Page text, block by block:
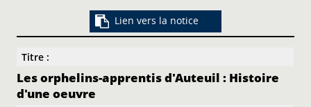
Lien vers la notice
Titre :
Les orphelins-apprentis d'Auteuil : Histoire
d'une oeuvre